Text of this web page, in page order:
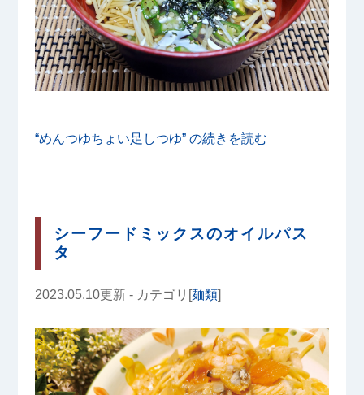
“めんつゆちょい足しつゆ” の続きを読む
シーフードミックスのオイルパス
タ
2023.05.10更新 - カテゴリ[麺類]